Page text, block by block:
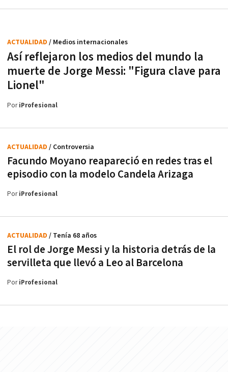
Así reflejaron los medios del mundo la
muerte de Jorge Messi: "Figura clave para
Lionel"
ACTUALIDAD / Medios internacionales
PoriProfesional
Facundo Moyano reapareció en redes tras el
episodio con la modelo Candela Arizaga
ACTUALIDAD / Controversia
PoriProfesional
El rol de Jorge Messi y la historia detrás de la
servilleta que llevó a Leo al Barcelona
ACTUALIDAD / Tenía 68 años
PoriProfesional